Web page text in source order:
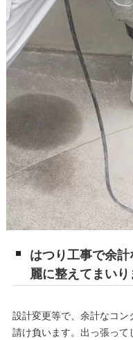
はつり工事で余
麗に整えてまい
設計変更等で、余計なコ
請け負います。出っ張っ